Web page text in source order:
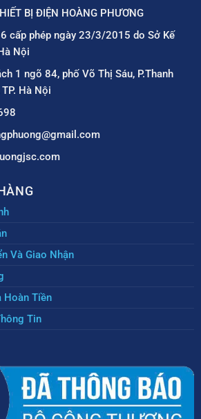
BỊ ĐIỆN HOÀNG PHƯƠNG
cấp phép ngày 23/3/2015 do Sở Kế
Nội
1 ngõ 84, phố Võ Thị Sáu, P.Thanh
Hà Nội
Và Giao Nhận
Hoàn Tiền
Tin